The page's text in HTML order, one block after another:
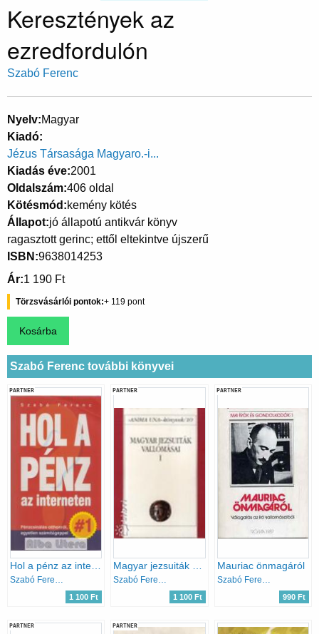
Keresztények az
ezredfordulón
Szabó Ferenc
Nyelv Magyar
Kiadó
Jézus Társasága Magyaro.-i...
Kiadás éve 2001
Oldalszám 406 oldal
Kötésmód kemény kötés
Állapot jó állapotú antikvár könyv
ragasztott gerinc; ettől eltekintve újszerű
ISBN 9638014253
Ár 1 190 Ft
Törzsvásárlói pontok 119
Szabó Ferenc további könyvei
PARTNER
Szabó Ferenc
1 100 Ft
PARTNER
Szabó Ferenc
1 100 Ft
PARTNER
Mauriac önmagáról
Szabó Ferenc
990 Ft
PARTNER PARTNER